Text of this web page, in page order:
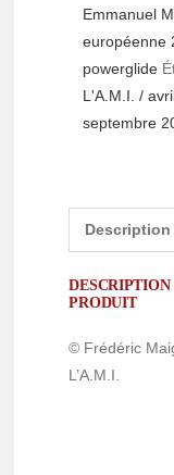
Emmanuel
européenne
powerglide
L'A.M.I. /
septembre
Description
DESCRIPTION
PRODUIT
© Frédéric
L’A.M.I.